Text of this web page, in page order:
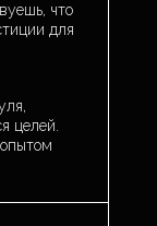
что
для
целей.